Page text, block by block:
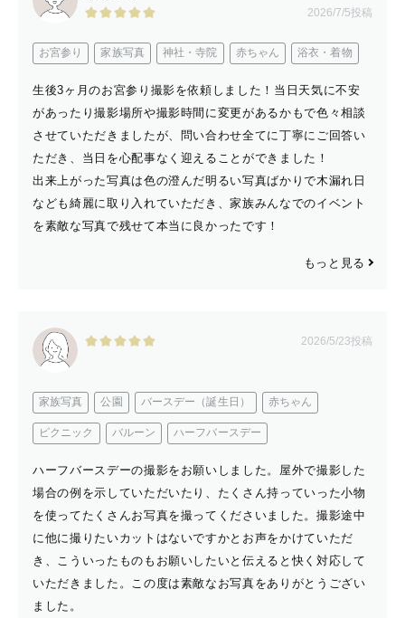
2026/7/5投稿
お宮参り 家族写真 神社・寺院 赤ちゃん 浴衣・着物
生後3ヶ月のお宮参り撮影を依頼しました！当日天気に不安
があったり撮影場所や撮影時間に変更があるかもで色々相談
させていただきましたが、問い合わせ全てに丁寧にご回答い
ただき、当日を心配事なく迎えることができました！
出来上がった写真は色の澄んだ明るい写真ばかりで木漏れ日
なども綺麗に取り入れていただき、家族みんなでのイベント
を素敵な写真で残せて本当に良かったです！
もっと見る
2026/5/23投稿
家族写真 公園 バースデー（誕生日） 赤ちゃん
ピクニック バルーン ハーフバースデー
ハーフバースデーの撮影をお願いしました。屋外で撮影した
場合の例を示していただいたり、たくさん持っていった小物
を使ってたくさんお写真を撮ってくださいました。撮影途中
に他に撮りたいカットはないですかとお声をかけていただ
き、こういったものもお願いしたいと伝えると快く対応して
いただきました。この度は素敵なお写真をありがとうござい
ました。